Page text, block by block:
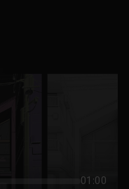
01:00